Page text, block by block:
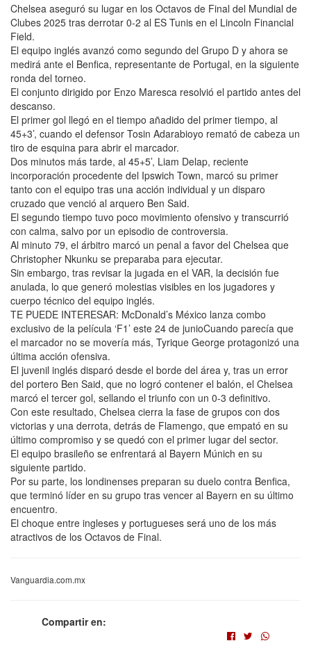
Chelsea aseguró su lugar en los Octavos de Final del Mundial de
Clubes 2025 tras derrotar 0-2 al ES Tunis en el Lincoln Financial
Field.
El equipo inglés avanzó como segundo del Grupo D y ahora se
medirá ante el Benfica, representante de Portugal, en la siguiente
ronda del torneo.
El conjunto dirigido por Enzo Maresca resolvió el partido antes del
descanso.
El primer gol llegó en el tiempo añadido del primer tiempo, al
45+3’, cuando el defensor Tosin Adarabioyo remató de cabeza un
tiro de esquina para abrir el marcador.
Dos minutos más tarde, al 45+5’, Liam Delap, reciente
incorporación procedente del Ipswich Town, marcó su primer
tanto con el equipo tras una acción individual y un disparo
cruzado que venció al arquero Ben Said.
El segundo tiempo tuvo poco movimiento ofensivo y transcurrió
con calma, salvo por un episodio de controversia.
Al minuto 79, el árbitro marcó un penal a favor del Chelsea que
Christopher Nkunku se preparaba para ejecutar.
Sin embargo, tras revisar la jugada en el VAR, la decisión fue
anulada, lo que generó molestias visibles en los jugadores y
cuerpo técnico del equipo inglés.
TE PUEDE INTERESAR: McDonald’s México lanza combo
exclusivo de la película ‘F1’ este 24 de junioCuando parecía que
el marcador no se movería más, Tyrique George protagonizó una
última acción ofensiva.
El juvenil inglés disparó desde el borde del área y, tras un error
del portero Ben Said, que no logró contener el balón, el Chelsea
marcó el tercer gol, sellando el triunfo con un 0-3 definitivo.
Con este resultado, Chelsea cierra la fase de grupos con dos
victorias y una derrota, detrás de Flamengo, que empató en su
último compromiso y se quedó con el primer lugar del sector.
El equipo brasileño se enfrentará al Bayern Múnich en su
siguiente partido.
Por su parte, los londinenses preparan su duelo contra Benfica,
que terminó líder en su grupo tras vencer al Bayern en su último
encuentro.
El choque entre ingleses y portugueses será uno de los más
atractivos de los Octavos de Final.
Vanguardia.com.mx
Compartir en: